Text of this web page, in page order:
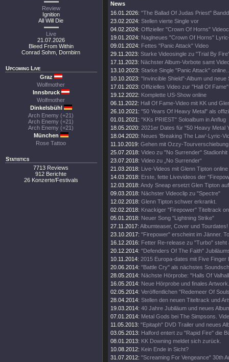
Review
Ignition
All Will Die
Live
21.07.2026
Bleed From Within
Conrad Sohm, Dornbirn
Upcoming Live
Graz
Wolfmother
Innsbruck
Wolfmother
Dinkelsbühl
Arch Enemy (+21)
Arch Enemy (+21)
Arch Enemy (+21)
München
Rose Tattoo
Statistics
7713 Reviews
912 Berichte
26 Konzerte/Festivals
News
16.01.2026: "The Ballad Of Judas Priest"
23.02.2024: Stellen vierte Single vor
04.02.2024: Offizieller "Crown Of Horns"
19.01.2024: Naglneues "Crown Of Horns"
09.01.2024: Fettes "Panic Attack" Video
29.11.2023: Starke Videosingle zu "Trial By
17.11.2023: Nächster Album-Vorbote samt
13.10.2023: Starke Single "Panic Attack"
10.10.2023: "Invincible Shield"-Album und neue
17.01.2023: Offizielles Video zur "Hall Of
19.12.2022: Komplette US-Show online
06.11.2022: Hall Of Fame-Video mit KK und
26.10.2021: "50 Years Of Heavy Metal" als
01.01.2021: "KKs PRIEST" Soloalbum in Anflug
18.05.2020: 2021er Dates für "50 Heavy Metal
18.04.2020: Neues 'Breaking The Law'-Lyric-
11.10.2019: Gehen mit Ozzy-
25.07.2018: Video zu "No Surrender" Stadionhit
23.07.2018: Video zu „No Surrender“
21.03.2018: Live-Videos mit Glenn Tipton online
14.03.2018: Erste, fette Livevideos der
12.03.2018: Andy Sneap ersetzt Glen Tipton
09.03.2018: Nächster Videoclip zu "Spectre"
12.02.2018: Glenn Tipton schwer erkrankt.
02.02.2018: Knackiger "Firepower" Titeltrack
05.01.2018: Neuer Song "Lightning Strike"
27.11.2017: Albumteaser, Cover und Tourdates!
23.10.2017: "Firepower" erscheint im Jänner.
16.12.2016: Fetter Re-release zu "Turbo" steht
20.12.2014: "Defenders Of The Faith"
10.11.2014: 2015 Europa-dates mit Five Finger
20.06.2014: "Battle Cry" als nächstes
28.05.2014: Nächste Hörprobe: "Halls Of
16.05.2014: Neue Hörprobe und finales Artwork.
02.05.2014: Veröffentlichen "Redemeer Of
28.04.2014: Stellen den neuen Titeltrack und
19.03.2014: 40 Jahre Jubiläum und neues
07.01.2014: Metal Gods bei The Simpsons.
11.05.2013: "Epitaph" DVD Trailer und neues
03.05.2013: Halford entert zu "Rapid Fire" die
08.01.2013: KK Downing meldet sich zurück.
10.08.2012: Kein Ende in Sicht?
31.07.2012: "Screaming For Vengeance" 30th